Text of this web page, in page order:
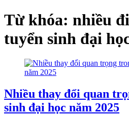
Từ khóa: nhiều
tuyển sinh đại
Nhiều thay đổi quan
sinh đại học năm 2025